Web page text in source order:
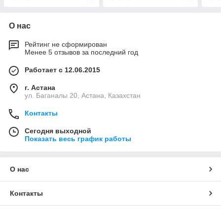
О нас
Рейтинг не сформирован
Менее 5 отзывов за последний год
Работает с 12.06.2015
г. Астана
ул. Баганалы 20, Астана, Казахстан
Контакты
Сегодня выходной
Показать весь график работы
О нас
Контакты